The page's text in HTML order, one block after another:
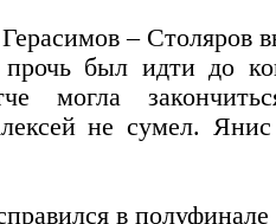
– Столяров
прочь был идти до
могла
не сумел.
в